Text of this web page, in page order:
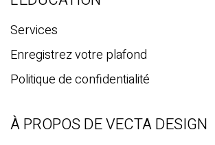
Services
Enregistrez votre plafond
Politique de confidentialité
À PROPOS DE VECTA DESIGN